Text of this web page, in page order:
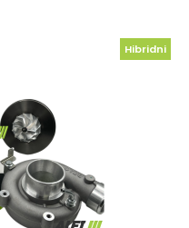
Hibridni